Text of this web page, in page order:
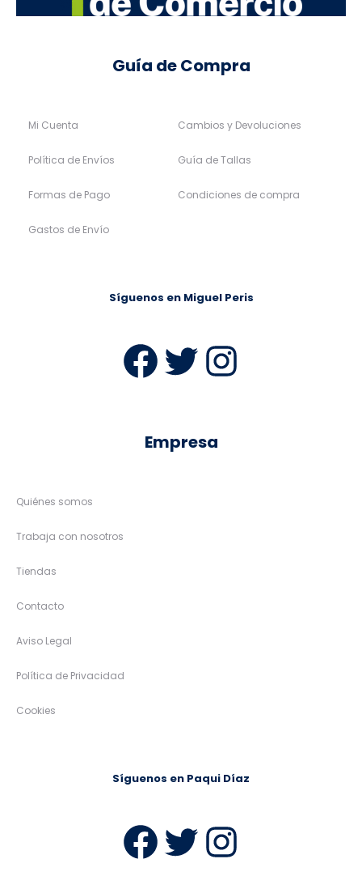
Guía de Compra
Mi Cuenta
Política de Envíos
Formas de Pago
Gastos de Envío
Cambios y Devoluciones
Guía de Tallas
Condiciones de compra
Síguenos en Miguel Peris
Facebook
Twitter
Empresa
Quiénes somos
Trabaja con nosotros
Tiendas
Contacto
Aviso Legal
Política de Privacidad
Cookies
Síguenos en Paqui Díaz
Facebook
Twitter